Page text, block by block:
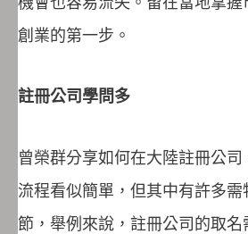
創業的第一步。
註冊公司學問多
曾榮群分享如何在大陸註冊公
流程看似簡單，但其中有許多需
節，舉例來說，註冊公司的取